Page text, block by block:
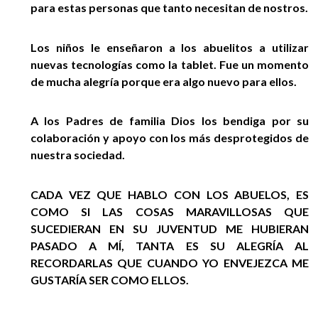
para estas personas que tanto necesitan de nostros.
Los niños le enseñaron a los abuelitos a utilizar
nuevas tecnologías como la tablet. Fue un momento
de mucha alegría porque era algo nuevo para ellos.
A los Padres de familia Dios los bendiga por su
colaboración y apoyo con los más desprotegidos de
nuestra sociedad.
CADA VEZ QUE HABLO CON LOS ABUELOS, ES
COMO SI LAS COSAS MARAVILLOSAS QUE
SUCEDIERAN EN SU JUVENTUD ME HUBIERAN
PASADO A MÍ, TANTA ES SU ALEGRÍA AL
RECORDARLAS QUE CUANDO YO ENVEJEZCA ME
GUSTARÍA SER COMO ELLOS.